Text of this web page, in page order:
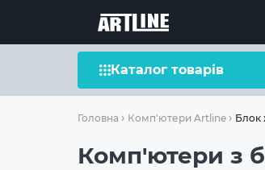
Каталог товарів
Головна Комп'ютери Artline Блок
Комп'ютери з